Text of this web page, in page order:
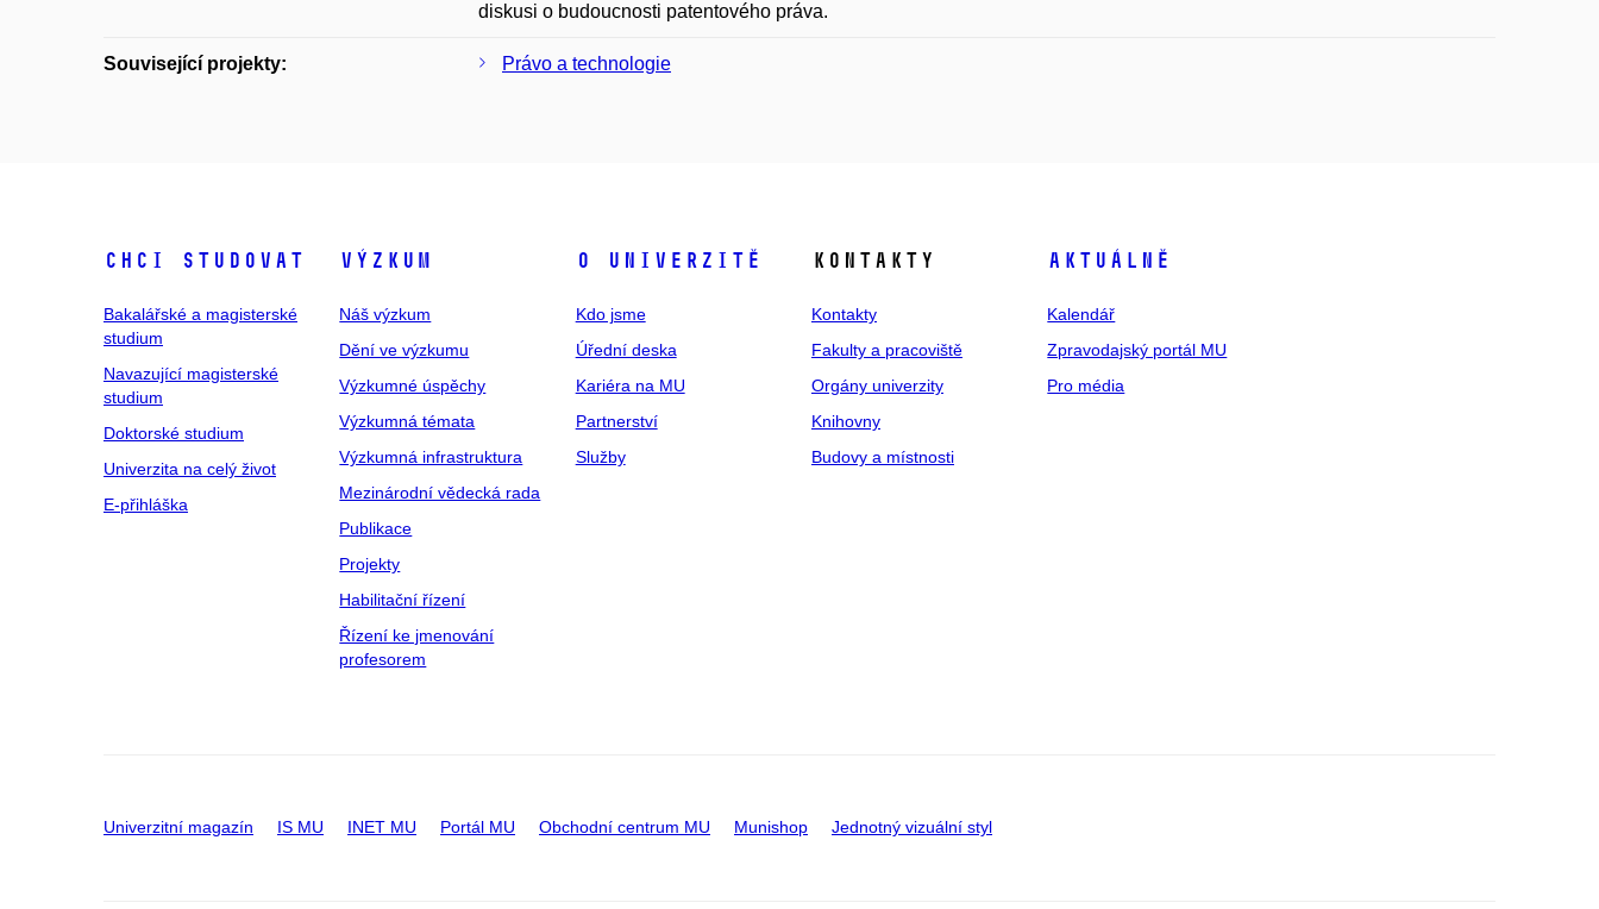
diskusi o budoucnosti patentového práva.
Související projekty: Právo a technologie
Chci studovat
Bakalářské a magisterské
studium
Navazující magisterské
studium
Doktorské studium
Univerzita na celý život
E-přihláška
Výzkum
Náš výzkum
Dění ve výzkumu
Výzkumné úspěchy
Výzkumná témata
Výzkumná infrastruktura
Mezinárodní vědecká rada
Publikace
Projekty
Habilitační řízení
Řízení ke jmenování
profesorem
O univerzitě
Kdo jsme
Úřední deska
Kariéra na MU
Partnerství
Služby
Kontakty
Kontakty
Fakulty a pracoviště
Orgány univerzity
Knihovny
Budovy a místnosti
Aktuálně
Kalendář
Zpravodajský portál MU
Pro média
Univerzitní magazín IS MU INET MU Portál MU Obchodní centrum MU Munishop Jednotný vizuální styl